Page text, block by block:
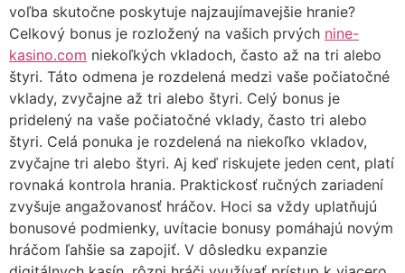
voľba skutočne poskytuje najzaujímavejšie hranie?
Celkový bonus je rozložený na vašich prvých nine-
kasino.com niekoľkých vkladoch, často až na tri alebo
štyri. Táto odmena je rozdelená medzi vaše počiatočné
vklady, zvyčajne až tri alebo štyri. Celý bonus je
pridelený na vaše počiatočné vklady, často tri alebo
štyri. Celá ponuka je rozdelená na niekoľko vkladov,
zvyčajne tri alebo štyri. Aj keď riskujete jeden cent, platí
rovnaká kontrola hrania. Praktickosť ručných zariadení
zvyšuje angažovanosť hráčov. Hoci sa vždy uplatňujú
bonusové podmienky, uvítacie bonusy pomáhajú novým
hráčom ľahšie sa zapojiť. V dôsledku expanzie